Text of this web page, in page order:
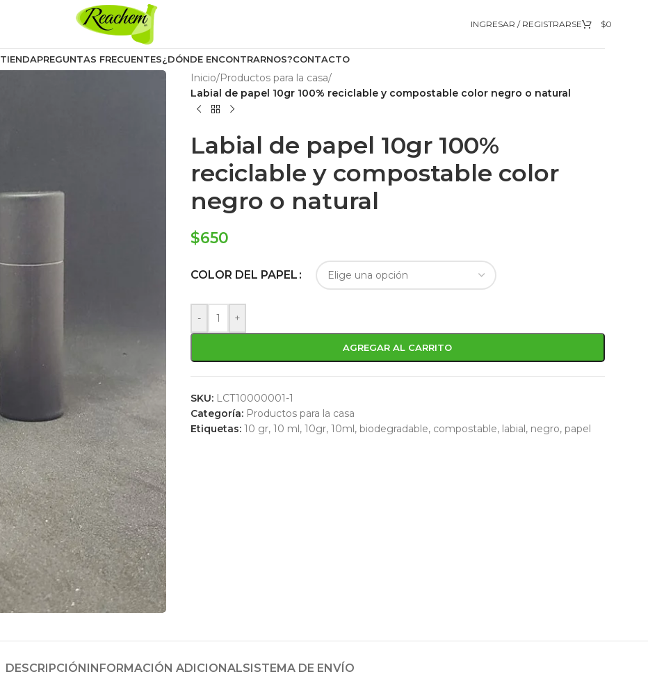
INGRESAR / REGISTRARSE $0
TIENDAPREGUNTAS FRECUENTES¿DÓNDE ENCONTRARNOS?CONTACTO
Inicio/Productos para la casa/
Labial de papel 10gr 100% reciclable y compostable color negro o natural
Labial de papel 10gr 100%
reciclable y compostable color
negro o natural
$650
COLOR DEL PAPEL
- +
AGREGAR AL CARRITO
SKU: LCT10000001-1
Categoría: Productos para la casa
Etiquetas: 10 gr, 10 ml, 10gr, 10ml, biodegradable, compostable, labial, negro, papel
DESCRIPCIÓN INFORMACIÓN ADICIONALSISTEMA DE ENVÍO